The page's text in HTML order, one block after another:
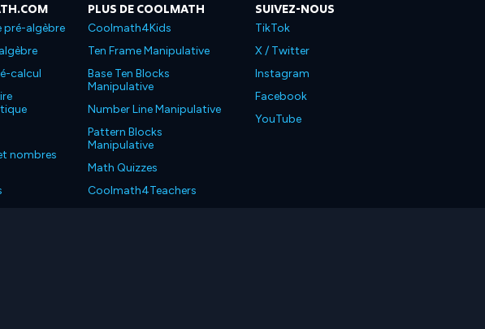
pré-algèbre
calcul
nombres
PLUS DE COOLMATH
Coolmath4Kids
Ten Frame Manipulative
Base Ten Blocks
Manipulative
Number Line Manipulative
Pattern Blocks
Manipulative
Math Quizzes
Coolmath4Teachers
SUIVEZ-NOUS
TikTok
X / Twitter
Instagram
Facebook
YouTube